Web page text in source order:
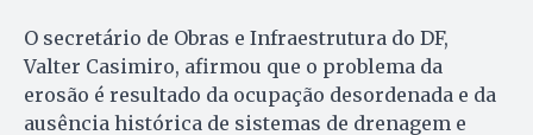
O secretário de Obras e Infraestrutura do DF,
Valter Casimiro, afirmou que o problema da
erosão é resultado da ocupação desordenada e da
ausência histórica de sistemas de drenagem e